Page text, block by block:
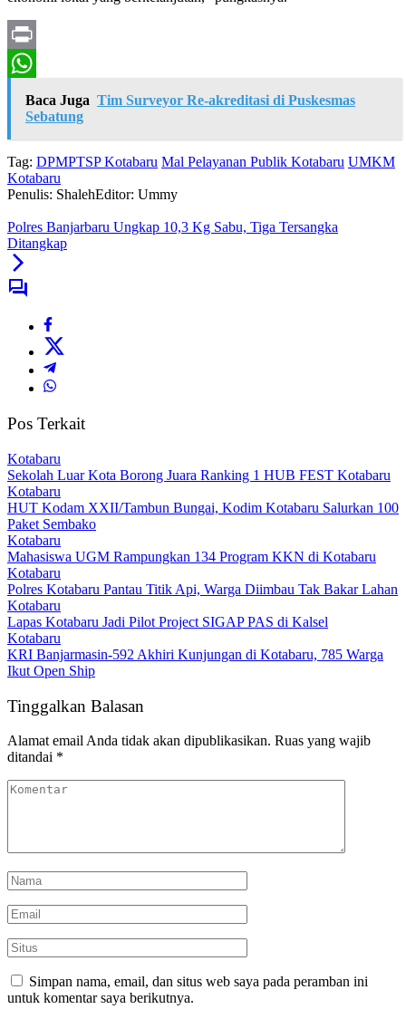
Print
WhatsApp
Baca Juga Tim Surveyor Re-akreditasi di Puskesmas
Sebatung
Tag: DPMPTSP Kotabaru Mal Pelayanan Publik Kotabaru UMKM
Kotabaru
Penulis: ShalehEditor: Ummy
Polres Banjarbaru Ungkap 10,3 Kg Sabu, Tiga Tersangka
Ditangkap
Pos Terkait
Kotabaru
Sekolah Luar Kota Borong Juara Ranking 1 HUB FEST Kotabaru
Kotabaru
HUT Kodam XXII/Tambun Bungai, Kodim Kotabaru Salurkan 100
Paket Sembako
Kotabaru
Mahasiswa UGM Rampungkan 134 Program KKN di Kotabaru
Kotabaru
Polres Kotabaru Pantau Titik Api, Warga Diimbau Tak Bakar Lahan
Kotabaru
Lapas Kotabaru Jadi Pilot Project SIGAP PAS di Kalsel
Kotabaru
KRI Banjarmasin-592 Akhiri Kunjungan di Kotabaru, 785 Warga
Ikut Open Ship
Tinggalkan Balasan
Alamat email Anda tidak akan dipublikasikan. Ruas yang wajib
ditandai *
Simpan nama, email, dan situs web saya pada peramban ini
untuk komentar saya berikutnya.